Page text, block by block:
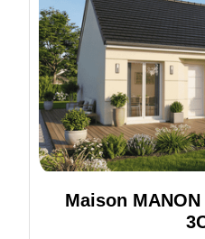
Maison